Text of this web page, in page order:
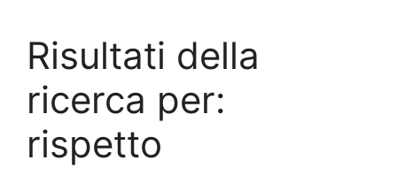
Risultati della
ricerca per:
rispetto